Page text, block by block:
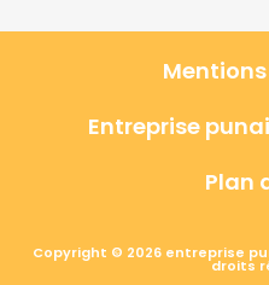
Entreprise
Plan
Copyright © 2026 entreprise
droits